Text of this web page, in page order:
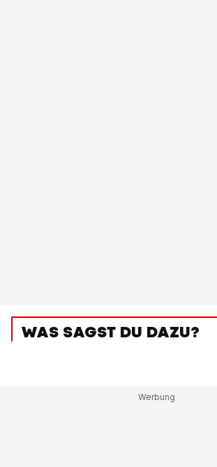
WAS SAGST DU DAZU?